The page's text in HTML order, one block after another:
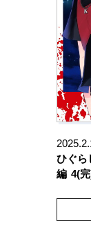
ひぐ
編 4(